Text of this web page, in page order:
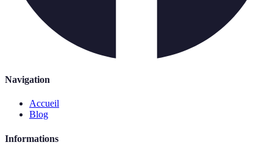
Navigation
Accueil
Blog
Informations